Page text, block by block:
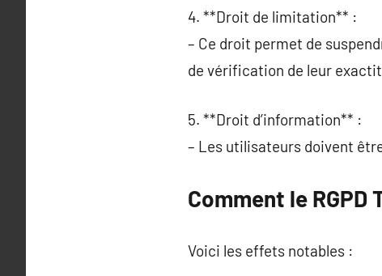
4. **Droit de limitation** :
– Ce droit permet de
de vérification de leur
5. **Droit d’information** :
– Les utilisateurs doivent
Comment le
Voici les effets notables :